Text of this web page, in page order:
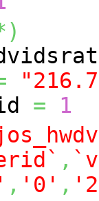
)
=
1
,
, '0' ,